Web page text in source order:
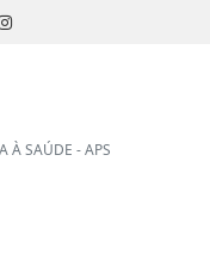
À SAÚDE - APS